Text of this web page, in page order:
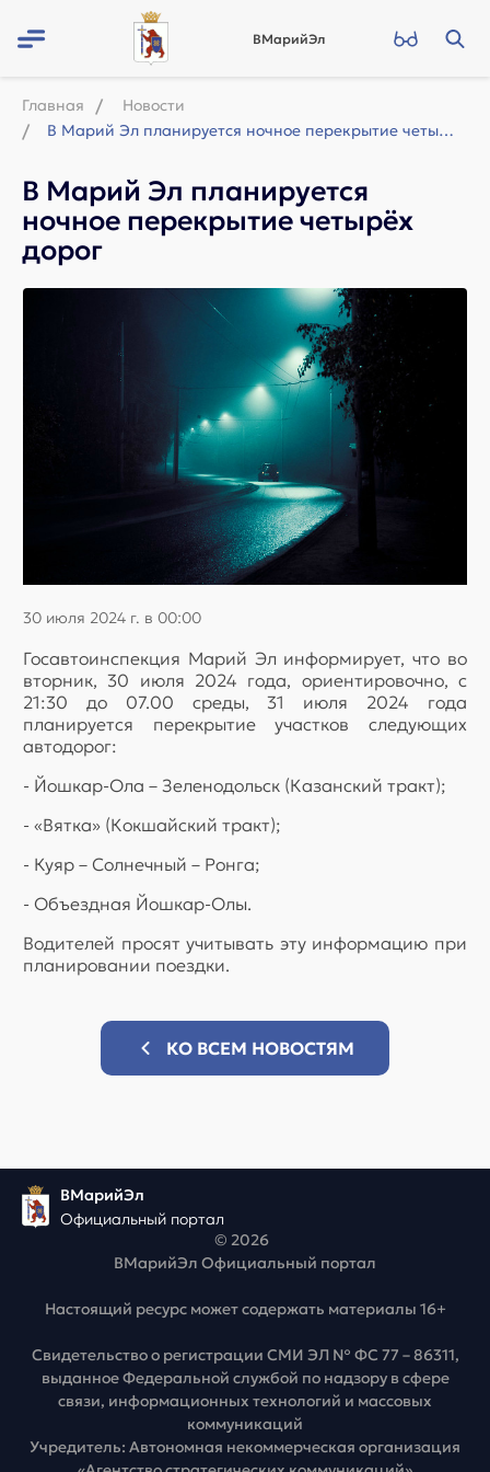
ВМарийЭл
Главная
Новости
В Марий Эл планируется ночное перекрытие четырёх дорог
В Марий Эл планируется
ночное перекрытие четырёх
дорог
30 июля 2024 г. в 00:00
Госавтоинспекция Марий Эл информирует, что во
вторник, 30 июля 2024 года, ориентировочно, с
21:30 до 07.00 среды, 31 июля 2024 года
планируется перекрытие участков следующих
автодорог:
- Йошкар-Ола – Зеленодольск (Казанский тракт);
- «Вятка» (Кокшайский тракт);
- Куяр – Солнечный – Ронга;
- Объездная Йошкар-Олы.
Водителей просят учитывать эту информацию при
планировании поездки.
КО ВСЕМ НОВОСТЯМ
ВМарийЭл
Официальный портал
© 2026
ВМарийЭл Официальный портал
Настоящий ресурс может содержать материалы 16+
Свидетельство о регистрации СМИ ЭЛ № ФС 77 – 86311,
выданное Федеральной службой по надзору в сфере
связи, информационных технологий и массовых
коммуникаций
Учредитель: Автономная некоммерческая организация